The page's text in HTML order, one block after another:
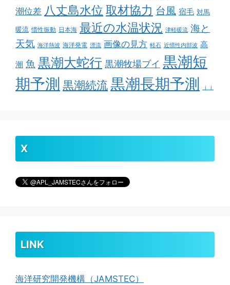
潮位差 八丈島水位 取材協力 台風 宿毛 対馬
暖流 慣性振動 日本海 最近の水温状況 津軽暖流 海と
天気 海洋熱波 海洋発電 漂流 画像の見方 軽石 近慣性内部波 高
潮 魚 黒潮大蛇行 黒潮牧場ブイ 黒潮短
期予測 黒潮続流黒潮長期予測 ｊｊ
X
LINK
海洋研究開発機構（JAMSTEC）